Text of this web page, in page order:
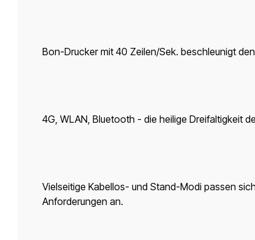
Bon-Drucker mit 40 Zeilen/Sek. beschleunigt
4G, WLAN, Bluetooth - die heilige Dreifaltigkeit
Vielseitige Kabellos- und Stand-Modi passen
Anforderungen an.